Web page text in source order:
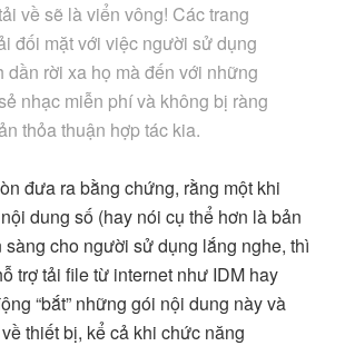
về sẽ là viển vông! Các trang
đối mặt với việc người sử dụng
dần rời xa họ mà đến với những
nhạc miễn phí và không bị ràng
thỏa thuận hợp tác kia.
đưa ra bằng chứng, rằng một khi
dung số (hay nói cụ thể hơn là bản
sàng cho người sử dụng lắng nghe, thì
trợ tải file từ internet như IDM hay
“bắt” những gói nội dung này và
thiết bị, kể cả khi chức năng